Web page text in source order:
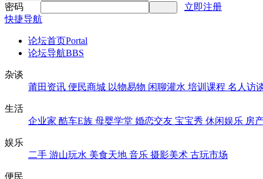
密码
立即注册
快捷导航
论坛首页Portal
论坛导航BBS
杂谈
莆田资讯 便民商城 以物易物 闲聊灌水 培训课程 名人访
生活
企业家 酷车E族 母婴学堂 婚恋交友 宝宝秀 休闲娱乐 房
娱乐
二手 游山玩水 美食天地 音乐 摄影美术 古玩市场
便民